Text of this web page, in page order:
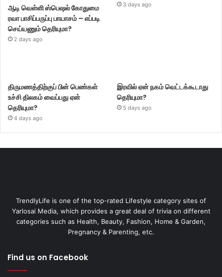
ஆடி வெள்ளி ஸ்பெஷல் கோதுமை
ரவா பாசிப்பருப்பு பாயாசம் – எப்படி
செய்யணும் தெரியுமா?
2 days ago
3 days ago
திருமணத்திற்குப் பின் பெண்கள்
உச்சி திலகம் வைப்பது ஏன்
தெரியுமா?
4 days ago
இரவில் ஏன் நகம் வெட்டக்கூடாது
தெரியுமா?
5 days ago
TrendlyLife is one of the top-rated Lifestyle category sites of
Yarlosai Media, which provides a great deal of trivia on different
categories such as Health, Beauty, Fashion, Home & Garden,
Pregnancy & Parenting, etc.
Find us on Facebook